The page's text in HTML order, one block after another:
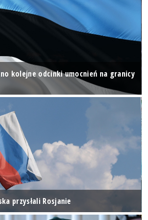
kolejne odcinki umocnień na granicy
przysłali Rosjanie